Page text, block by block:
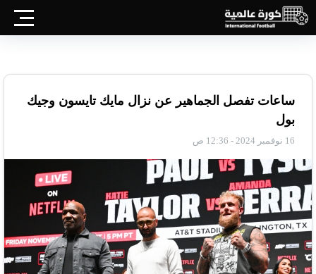
ساعات تفصل الجماهير عن نزال مايك تايسون وجيك
بول
16 نوفمبر 2024 - 12:36 ص